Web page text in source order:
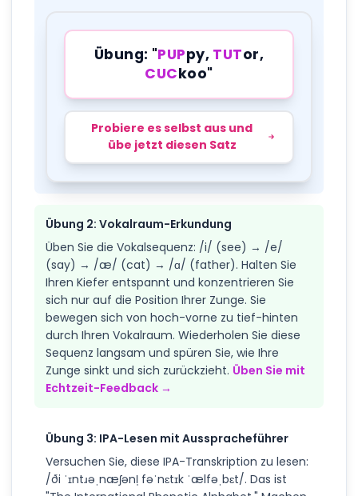
Übung: "PUPpy, TUTor,
CUCkoo"
Probiere es selbst aus und
übe jetzt diesen Satz
Übung 2: Vokalraum-Erkundung
Üben Sie die Vokalsequenz: /i/ (see) → /e/
(say) → /æ/ (cat) → /ɑ/ (father). Halten Sie
Ihren Kiefer entspannt und konzentrieren Sie
sich nur auf die Position Ihrer Zunge. Sie
bewegen sich von hoch-vorne zu tief-hinten
durch Ihren Vokalraum. Wiederholen Sie diese
Sequenz langsam und spüren Sie, wie Ihre
Zunge sinkt und sich zurückzieht. Üben Sie mit
Echtzeit-Feedback →
Übung 3: IPA-Lesen mit Ausspracheführer
Versuchen Sie, diese IPA-Transkription zu lesen:
/ði ˈɪntɹəˌnæʃənl̩ fəˈnɛtɪk ˈælfəˌbɛt/. Das ist